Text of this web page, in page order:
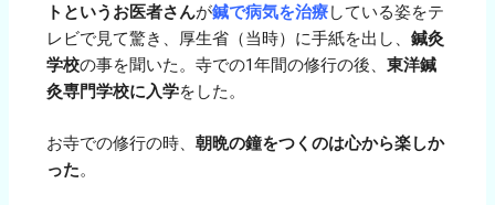
トというお医者さんが鍼で病気を治療している姿をテ
レビで見て驚き、厚生省（当時）に手紙を出し、鍼灸
学校の事を聞いた。寺での1年間の修行の後、東洋鍼
灸専門学校に入学をした。
お寺での修行の時、朝晩の鐘をつくのは心から楽しか
った。